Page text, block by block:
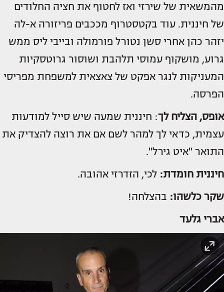
מהמשאית של שירזי ואז לחטוף את חציה החלודים
של חיננית. עוד בקטסטרוף מככבים פריזורה א-לה
יזהר כהן אחרי סשן נטורל פורמולה ובייבי ליס ממש
גרוע, מושקוף עמוסי תלהבת ושוסור גרוטסקיות
המעניקות לנגר אפקט של צאצאית למשפחת מפריסי
הפרסה.
אופס, הצליח לך: חיננית שמעה שיש סייל למודעות
עצמית, כדאי לך למהר לשם אם את רוצה להצדיק את
התואר "איט גירל".
חיננית חומדת: לכי, הזדרזי אהובה.
שקר כלשהו: בהצלחה!
אברי גלעד